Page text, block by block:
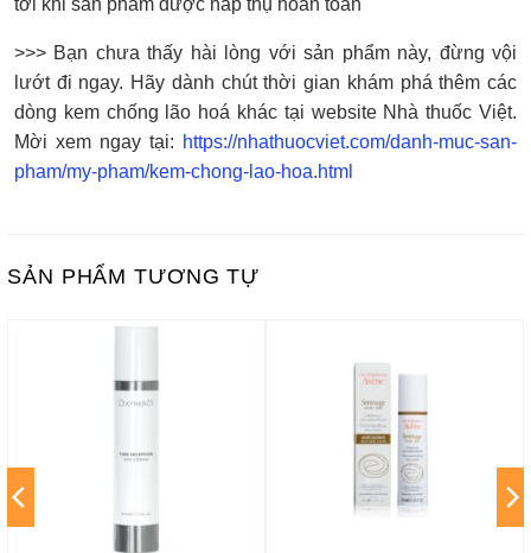
tới khi sản phẩm được hấp thụ hoàn toàn
>>> Bạn chưa thấy hài lòng với sản phẩm này, đừng vội
lướt đi ngay. Hãy dành chút thời gian khám phá thêm các
dòng kem chống lão hoá khác tại website Nhà thuốc Việt.
Mời xem ngay tại: https://nhathuocviet.com/danh-muc-san-
pham/my-pham/kem-chong-lao-hoa.html
SẢN PHẨM TƯƠNG TỰ